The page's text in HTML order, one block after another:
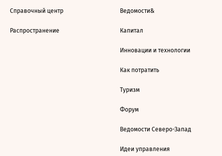
Справочный центр
Распространение
Ведомости&
Капитал
Инновации и технологии
Как потратить
Туризм
Форум
Ведомости Северо-Запад
Идеи управления